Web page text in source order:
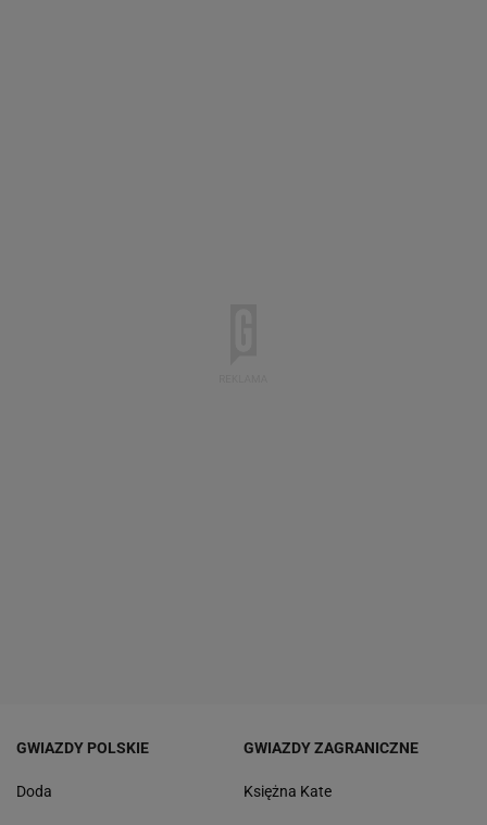
GWIAZDY POLSKIE
Doda
GWIAZDY ZAGRANICZNE
Księżna Kate